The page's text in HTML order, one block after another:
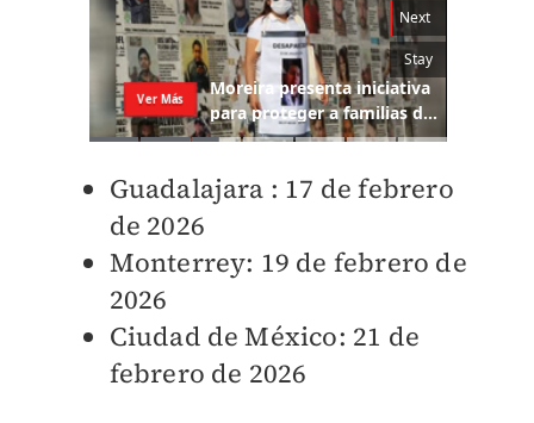
Guadalajara : 17 de febrero
de 2026
Monterrey: 19 de febrero de
2026
Ciudad de México: 21 de
febrero de 2026